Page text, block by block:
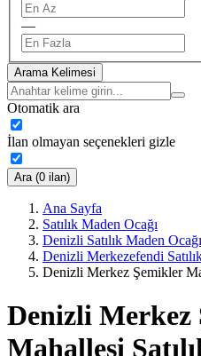
—
Arama Kelimesi
Otomatik ara
İlan olmayan seçenekleri gizle
Ara (0 ilan)
Ana Sayfa
Satılık Maden Ocağı
Denizli Satılık Maden Ocağı
Denizli Merkezefendi
Denizli Merkez Şemikler
Denizli Merkez
Mahallesi